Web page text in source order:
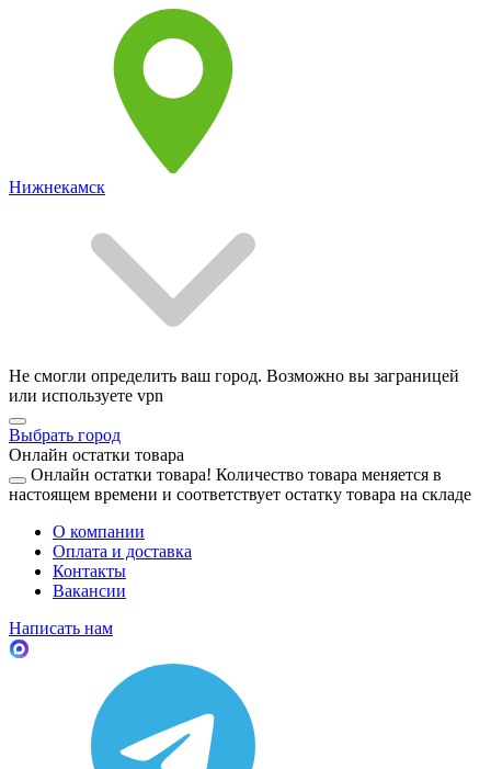
Нижнекамск
Не смогли определить ваш город. Возможно вы заграницей
или используете vpn
Выбрать город
Онлайн остатки товара
Онлайн остатки товара! Количество товара меняется в
настоящем времени и соответствует остатку товара на складе
О компании
Оплата и доставка
Контакты
Вакансии
Написать нам